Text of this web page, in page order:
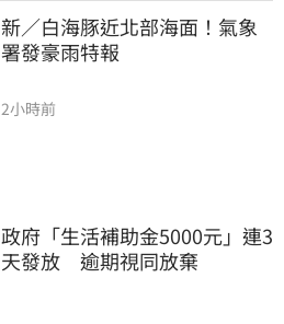
新／白海豚近北部海面！氣象
署發豪雨特報
2小時前
政府「生活補助金5000元」連3
天發放 逾期視同放棄